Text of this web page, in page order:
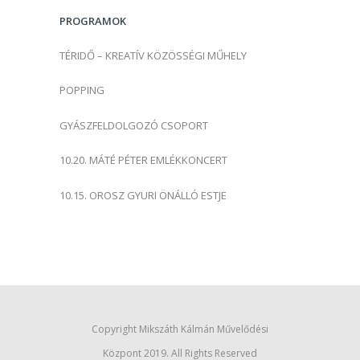
:PROGRAMOK
TÉRIDŐ – KREATÍV KÖZÖSSÉGI MŰHELY
POPPING
GYÁSZFELDOLGOZÓ CSOPORT
10.20. MÁTÉ PÉTER EMLÉKKONCERT
10.15. OROSZ GYURI ÖNÁLLÓ ESTJE
Copyright Mikszáth Kálmán Művelődési
Központ 2019. All Rights Reserved